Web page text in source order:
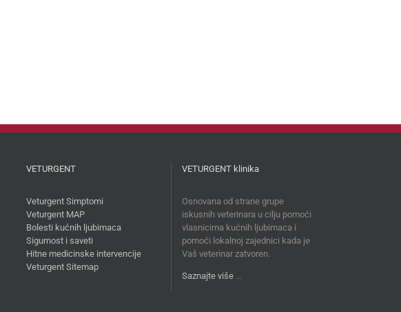
VETURGENT
Veturgent Simptomi
Veturgent MAP
Bolesti kućnih ljubimaca
Sigurnost i saveti
Hitne medicinske intervencije
Veturgent Sitemap
VETURGENT klinika
Osnovana od strane grupe
iskusnih veterinara u cilju pomoći
vlasnicima kućnih ljubimaca i
pomoći lokalnoj zajednici kada je
Vaš veterinar zatvoren.
Saznajte više …